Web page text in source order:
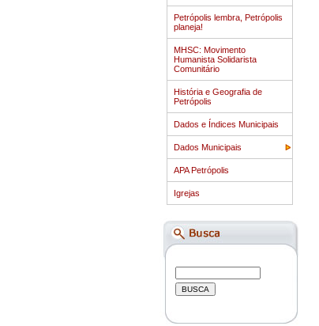
Petrópolis lembra, Petrópolis
planeja!
MHSC: Movimento
Humanista Solidarista
Comunitário
História e Geografia de
Petrópolis
Dados e Índices Municipais
Dados Municipais
APA Petrópolis
Igrejas